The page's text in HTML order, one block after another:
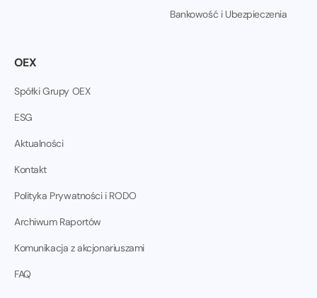
Bankowość i Ubezpieczenia
OEX
Spółki Grupy OEX
ESG
Aktualności
Kontakt
Polityka Prywatności i RODO
Archiwum Raportów
Komunikacja z akcjonariuszami
FAQ